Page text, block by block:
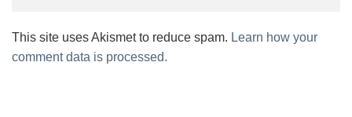
This site uses Akismet to reduce spam. Learn how your
comment data is processed.